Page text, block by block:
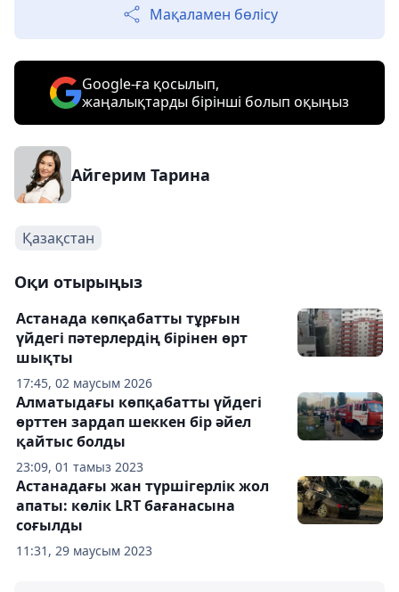
Мақаламен бөлісу
Google-ға қосылып,
жаңалықтарды бірінші болып оқыңыз
Айгерим Тарина
Қазақстан
Оқи отырыңыз
17:45, 02 маусым 2026
Астанада көпқабатты тұрғын
үйдегі пәтерлердің бірінен өрт
шықты
23:09, 01 тамыз 2023
Алматыдағы көпқабатты үйдегі
өрттен зардап шеккен бір әйел
қайтыс болды
11:31, 29 маусым 2023
Астанадағы жан түршігерлік жол
апаты: көлік LRT бағанасына
соғылды